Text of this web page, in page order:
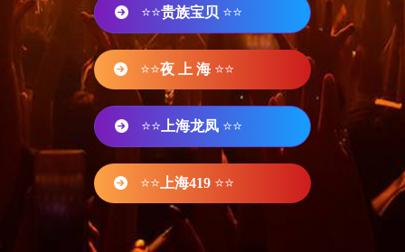
⭐⭐贵族宝贝 ⭐⭐
⭐⭐夜 上 海 ⭐⭐
⭐⭐ 上海龙凤 ⭐⭐
⭐⭐ 上海419 ⭐⭐